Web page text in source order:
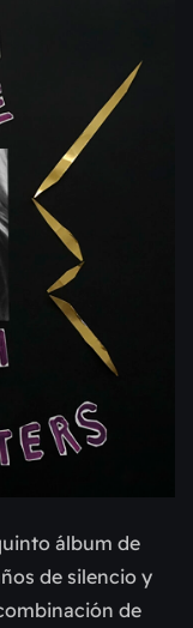
álbum de
de silencio y
de